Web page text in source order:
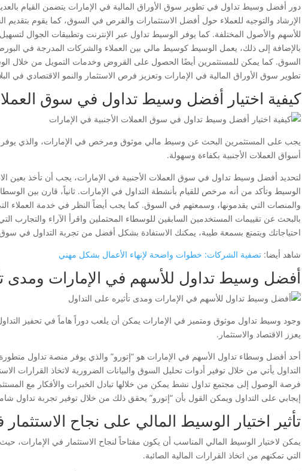
دور أفضل وسيط تداول في تطوير سوق الأوراق المالية في الإمارات يتضمن القيام
الإرشاد والتوجيه للعملاء حول أفضل الاستثمارات والفرص في السوق، كما يقوم بتقديم
للأسهم والأصول المختلفة. كما يوفر الوسيط تداول عبر الإنترنت وتطبيقات الجوال
بالإضافة إلى ذلك، يعمل الوسيط كوسيط مالي بين العملاء والشركات المدرجة في
السوق. كما يمكن للمستثمرين أيضًا الحصول على القروض وخدمات التمويل من خلال
تطوير سوق الأوراق المالية في الإمارات وتعزيز فرص الاستثمار والنمو الاقتصادي في
كيفية اختيار أفضل وسيط تداول في سوق
يجب على المستثمرين البحث عن وسيط مالي موثوق ومرخص في الإمارات، والذي يوفر
أسواق العملات الأجنبية بكفاءة وسهولة.
لتحديد أفضل وسيط تداول في سوق العملات الأجنبية في الإمارات، يجب أن تأخذ بعين
الوسيط وتأكد من أنه مرخص للقيام بأنشطة التداول في الإمارات. ثانياً، قارن بين
والمنصات التي يقدمونها، وسمعتهم في السوق. كما يجب أيضاً النظر في خدمة العملاء
بالبحث عن تقييمات المستخدمين السابقين للوسطاء المحتملين واقرأ الآراء والتجارب
احتياجاتك ويتمتع بسمعة طيبة، يمكنك الاستفادة بشكل أفضل من تجربة التداول في سوق
شاهد أيضا: تصفية الشركات: خطوات واضحة لإنهاء الأعمال بشكل مهني
أفضل وسيط تداول للأسهم في الإمارات ومدى
وجود وسيط تداول موثوق ومتميز في الإمارات يمكن أن يلعب دوراً هاماً في تحفيز
يعزز الاقتصاد والاستثمار.
أحد أفضل وسطاء تداول الأسهم في الإمارات هو “إتورو” والذي يوفر منصة تداول
التداول يأتي من خلال توفير أدوات تحليل السوق والبيانات الضرورية لاتخاذ القرارات
فرصة الوصول إلى مجتمع تداول نشط يمكن من خلالها تبادل الخبرات والأفكار مع
إيجابي على التداول ويمكن القول بأن “إتورو” يحقق ذلك من خلال توفير تجربة تداول
تأثير اختيار الوسيط المالي على نجاح
يمكن لاختيار الوسيط المالي المناسب أن يكون مفتاحاً لنجاح الاستثمار في الإمارات،
التي تمكنهم من اتخاذ القرارات المالية الصائبة.